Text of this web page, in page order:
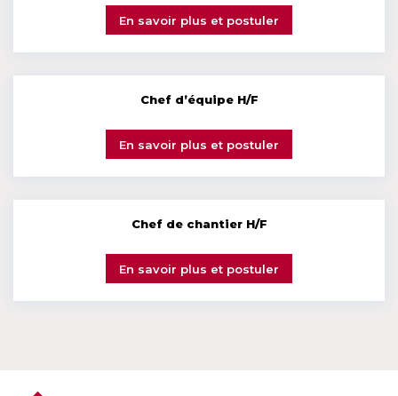
En savoir plus et postuler
Chef d’équipe H/F
En savoir plus et postuler
Chef de chantier H/F
En savoir plus et postuler